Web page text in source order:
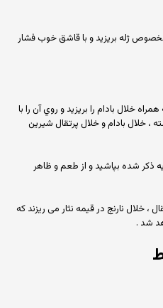
مخصوص ژله بريزيد و با قاشق خوب فشار
خلال بادام را بريزيد و روي آن را با
، خلال بادام و خلال پرتقال شيرين
ذكر شده بپاشيد و از طعم و ظاهر
، خلال نارنج در قیمه نثار می ریزند که
شد .